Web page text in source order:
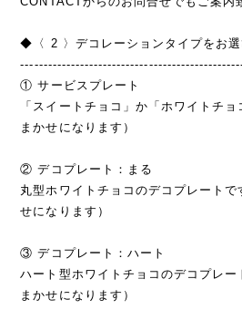
◆〈 2 〉デコレーションタイプをお選
① サービスプレート
「スイートチョコ」か「ホワイトチ
まかせになります）
② デコプレート：まる
丸型ホワイトチョコのデコプレート
せになります）
③ デコプレート：ハート
ハート型ホワイトチョコのデコプレー
まかせになります）